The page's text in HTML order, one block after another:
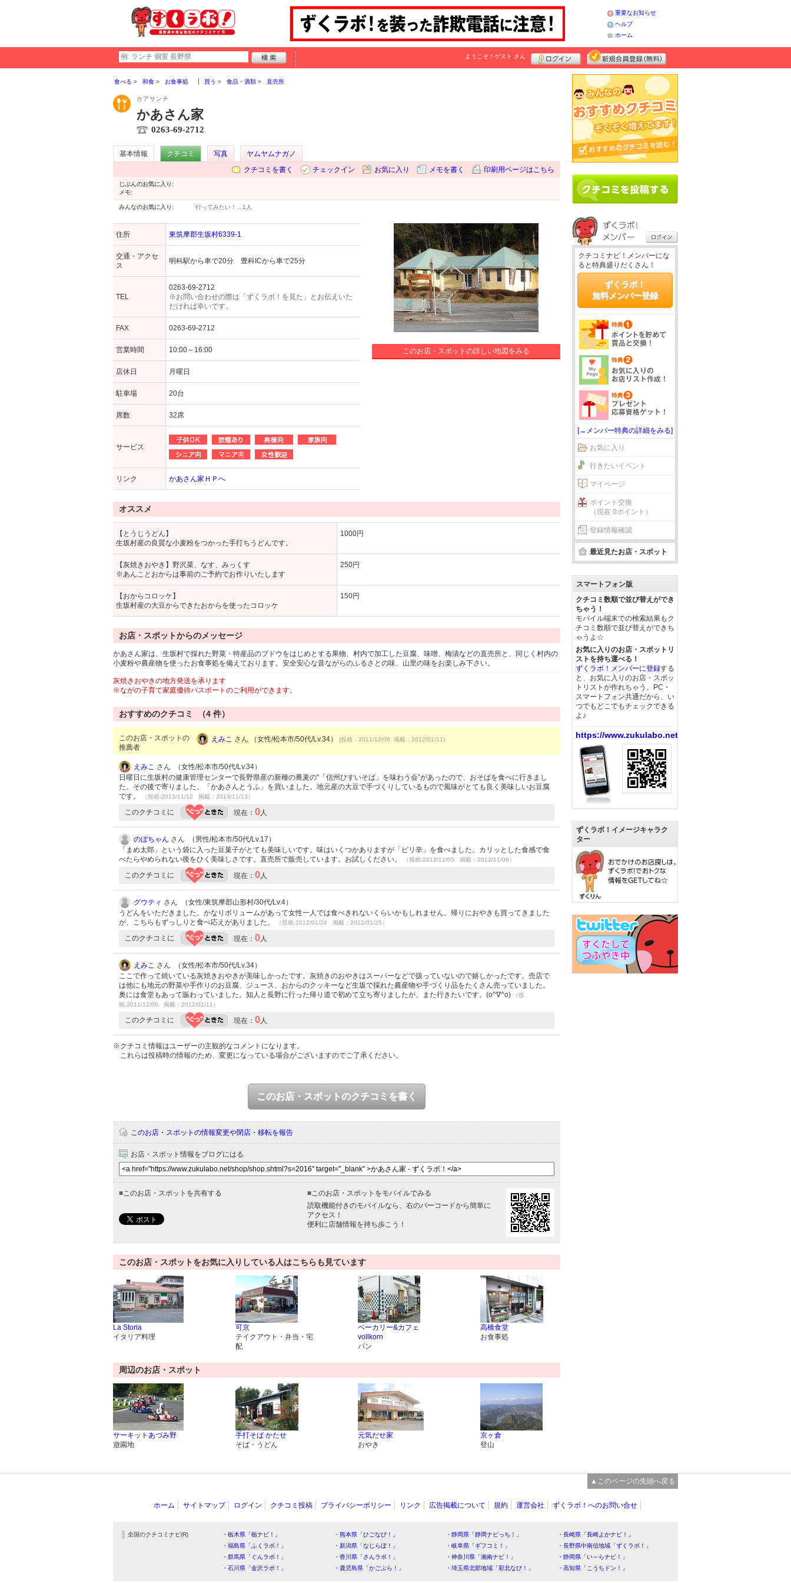
重要なお知らせ
ヘルプ
ホーム
ようこそ！ ゲスト さん
食べる 和食 お食事処 買う 食品・酒類 直売所
カアサンチ
かあさん家
0263-69-2712
基本情報 クチコミ 写真
ヤムヤムナガノ
クチコミを書く
チェックイン お気に入り メモを書く 印刷用ページはこちら
じぶんのお気に入り:
メモ:
みんなのお気に入り: 行ってみたい！… 1人
住所 東筑摩郡生坂村6339-1
交通・アクセ
ス
明科駅から車で20分 豊科ICから車で25分
TEL
0263-69-2712
※お問い合わせの際は「ずくラボ！を見た」とお伝えいた
だければ幸いです。
FAX 0263-69-2712
営業時間 10:00～16:00
店休日 月曜日
駐車場 20台
席数 32席
サービス
リンク かあさん家ＨＰへ
このお店・スポットの詳しい地図をみる
オススメ
【とうじうどん】
生坂村産の良質な小麦粉をつかった手打ちうどんです。
1000円
【灰焼きおやき】野沢菜、なす、みっくす
※あんことおからは事前のご予約でお作りいたします
250円
【おからコロッケ】
生坂村産の大豆からできたおからを使ったコロッケ
150円
お店・スポットからのメッセージ
かあさん家は、生坂村で採れた野菜・特産品のブドウをはじめとする果物、村内で加工した豆腐、味噌、梅漬などの直売所と、同じく村内の
小麦粉や農産物を使ったお食事処を備えております。安全安心な昔ながらのふるさとの味、山里の味をお楽しみ下さい。
灰焼きおやきの地方発送を承ります
※ながの子育て家庭優待パスポートのご利用ができます。
おすすめのクチコミ （4 件）
このお店・スポットの
推薦者
えみこ さん （女性/松本市/50代/Lv.34） (投稿：2011/12/06 掲載：2012/01/11)
えみこ さん （女性/松本市/50代/Lv.34）
日曜日に生坂村の健康管理センターで長野県産の新種の蕎麦の“「信州ひすいそば」を味わう会”があったので、おそばを食べに行きまし
た。その後で寄りました。「かあさんとうふ」を買いました。地元産の大豆で手づくりしているもので風味がとても良く美味しいお豆腐
です。
（投稿:2013/11/12 掲載：2013/11/13）
このクチコミに 現在： 0人
のぼちゃん さん （男性/松本市/50代/Lv.17）
「まめ太郎」という袋に入った豆菓子がとても美味しいです。味はいくつかありますが「ピリ辛」を食べました。カリッとした食感で食
べたらやめられない後をひく美味しさです。直売所で販売しています。お試しください。
（投稿:2012/11/05 掲載：2012/11/06）
このクチコミに 現在： 0人
グウティ さん （女性/東筑摩郡山形村/30代/Lv.4）
うどんをいただきました。かなりボリュームがあって女性一人では食べきれないくらいかもしれません。帰りにおやきも買ってきました
が、こちらもずっしりと食べ応えがありました。
（投稿:2012/01/24 掲載：2012/01/25）
このクチコミに 現在： 0人
えみこ さん （女性/松本市/50代/Lv.34）
ここで作って焼いている灰焼きおやきが美味しかったです。灰焼きのおやきはスーパーなどで扱っていないので嬉しかったです。売店で
は他にも地元の野菜や手作りのお豆腐、ジュース、おからのクッキーなど生坂で採れた農産物や手づくり品をたくさん売っていました。
奥には食堂もあって賑わっていました。知人と長野に行った帰り道で初めて立ち寄りましたが、また行きたいです。(o^∇^o)
（投
稿:2011/12/06 掲載：2012/01/11）
このクチコミに 現在： 0人
※クチコミ情報はユーザーの主観的なコメントになります。
これらは投稿時の情報のため、変更になっている場合がございますのでご了承ください。
このお店・スポットのクチコミを書く
このお店・スポットの情報変更や閉店・移転を報告
お店・スポット情報をブログにはる
■このお店・スポットを共有する ■このお店・スポットをモバイルでみる
読取機能付きのモバイルなら、右のバーコードから簡単に
アクセス！
便利に店舗情報を持ち歩こう！
このお店・スポットをお気に入りしている人はこちらも見ています
La Storia
イタリア料理
可京
テイクアウト・弁当・宅
配
ベーカリー&カフェ
vollkorn
パン
高橋食堂
お食事処
周辺のお店・スポット
サーキットあづみ野
遊園地
手打そば かたせ
そば・うどん
元気だせ家
おやき
京ヶ倉
登山
クチコミナビ！メンバーにな
ると特典盛りだくさん！
ずくラボ！
無料メンバー登録
[→メンバー特典の詳細をみる]
お気に入り
行きたいイベント
マイページ
ポイント交換
（現在 0ポイント）
登録情報確認
最近見たお店・スポット
スマートフォン版
クチコミ数順で並び替えができ
ちゃう！
モバイル端末での検索結果もク
チコミ数順で並び替えができち
ゃうよ☆
お気に入りのお店・スポットリ
ストを持ち運べる！
ずくラボ！メンバーに登録する
と、お気に入りのお店・スポッ
トリストが作れちゃう。PC・
スマートフォン共通だから、い
つでもどこでもチェックできる
よ♪
https://www.zukulabo.net/
ずくラボ！イメージキャラク
ター
▲このページの先頭へ戻る
ホーム サイトマップ ログイン クチコミ投稿 プライバシーポリシー リンク 広告掲載について 規約 運営会社 ずくラボ！へのお問い合せ
全国のクチコミナビ(R) ・栃木県「栃ナビ！」 ・熊本県「ひごなび！」 ・静岡県「静岡ナビっち！」
・長崎県「長崎よかナビ！」
・福島県「ふくラボ！」
・新潟県「なじらぼ！」 ・岐阜県「ギフコミ！」
・長野県中南信地域「ずくラボ！」
・群馬県「ぐんラボ！」
・香川県「さんラボ！」 ・神奈川県「湘南ナビ！」
・静岡県「い～らナビ！」
・石川県「金沢ラボ！」
・鹿児島県「かごぶら！」 ・埼玉県北部地域「彩北なび！」 ・高知県「こうちドン！」